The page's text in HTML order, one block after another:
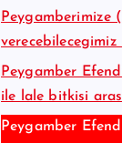
Peygamberimize
Peygamber
ile lale bitkisi
Peygamber